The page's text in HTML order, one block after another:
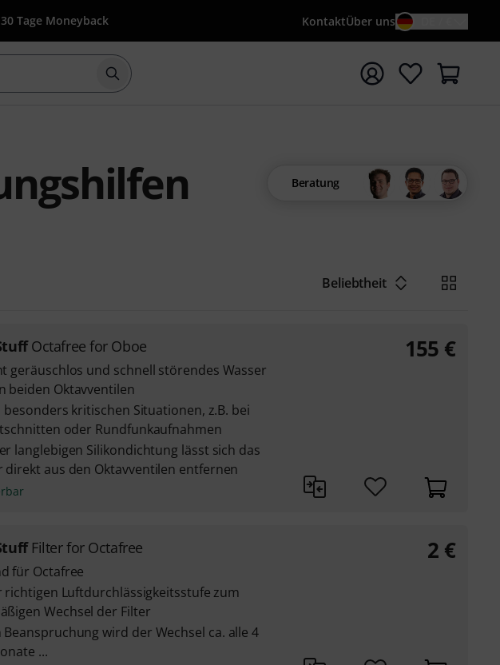
30 Tage Moneyback KontaktÜber uns
Suche mit Suchwort {searchTerm} starten
Beratung
Beliebtheit
Octafree for Oboe
geräuschlos und schnell störendes Wasser
beiden Oktavventilen
besonders kritischen Situationen, z.B. bei
oder Rundfunkaufnahmen
langlebigen Silikondichtung lässt sich das
direkt aus den Oktavventilen entfernen
155 €
Filter for Octafree
für Octafree
richtigen Luftdurchlässigkeitsstufe zum
Wechsel der Filter
Beanspruchung wird der Wechsel ca. alle 4
...
2 €